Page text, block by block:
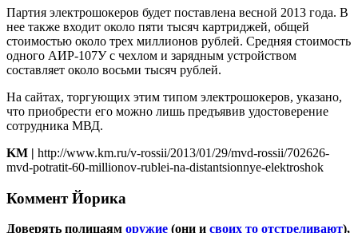
Партия электрошокеров будет поставлена весной 2013 года. В
нее также входит около пяти тысяч картриджей, общей
стоимостью около трех миллионов рублей. Средняя стоимость
одного АИР-107У с чехлом и зарядным устройством
составляет около восьми тысяч рублей.
На сайтах, торгующих этим типом электрошокеров, указано,
что приобрести его можно лишь предъявив удостоверение
сотрудника МВД.
KM | http://www.km.ru/v-rossii/2013/01/29/mvd-rossii/702626-
mvd-potratit-60-millionov-rublei-na-distantsionnye-elektroshok
Коммент Йорика
Доверять полицаям оружие (они и своих то отстреливают),